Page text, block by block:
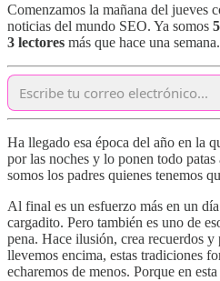
Comenzamos la mañana del jueves
noticias del mundo SEO. Ya somos
3 lectores más que hace una semana.
Ha llegado esa época del año en la
por las noches y lo ponen todo
somos los padres quienes tenemos
Al final es un esfuerzo más en un
cargadito. Pero también es uno de
pena. Hace ilusión, crea recuerdos
llevemos encima, estas tradiciones
echaremos de menos. Porque en